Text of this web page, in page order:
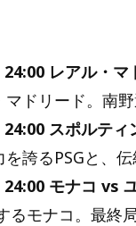
24:00 レアル・
ドリード。南野
24:00 スポルテ
誇るPSGと、伝
24:00 モナコ vs
モナコ。最終